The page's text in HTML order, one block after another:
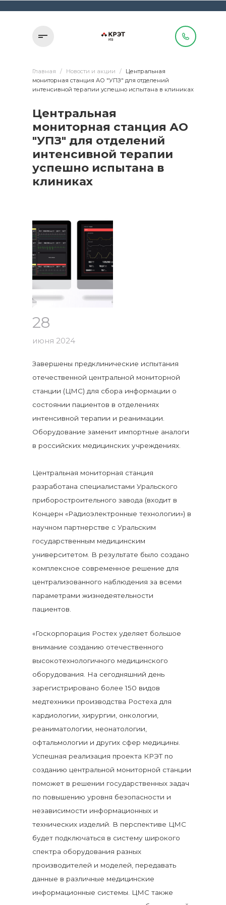
Главная / Новости и акции /
Центральная
мониторная станция АО "УПЗ" для отделений
интенсивной терапии успешно испытана в клиниках
Центральная
мониторная станция АО
"УПЗ" для отделений
интенсивной терапии
успешно испытана в
клиниках
28
июня 2024
Завершены предклинические испытания
отечественной центральной мониторной
станции (ЦМС) для сбора информации о
состоянии пациентов в отделениях
интенсивной терапии и реанимации.
Оборудование заменит импортные аналоги
в российских медицинских учреждениях.
Центральная мониторная станция
разработана специалистами Уральского
приборостроительного завода (входит в
Концерн «Радиоэлектронные технологии») в
научном партнерстве с Уральским
государственным медицинским
университетом. В результате было создано
комплексное современное решение для
централизованного наблюдения за всеми
параметрами жизнедеятельности
пациентов.
«Госкорпорация Ростех уделяет большое
внимание созданию отечественного
высокотехнологичного медицинского
оборудования. На сегодняшний день
зарегистрировано более 150 видов
медтехники производства Ростеха для
кардиологии, хирургии, онкологии,
реаниматологии, неонатологии,
офтальмологии и других сфер медицины.
Успешная реализация проекта КРЭТ по
созданию центральной мониторной станции
поможет в решении государственных задач
по повышению уровня безопасности и
независимости информационных и
технических изделий. В перспективе ЦМС
будет подключаться в систему широкого
спектра оборудования разных
производителей и моделей, передавать
данные в различные медицинские
информационные системы. ЦМС также